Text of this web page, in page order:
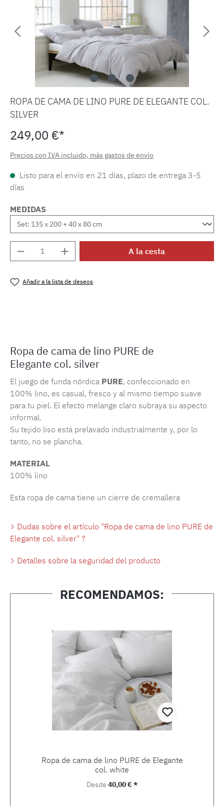
ROPA DE CAMA DE LINO PURE DE ELEGANTE COL.
SILVER
249,00 €*
Precios con IVA incluido, más gastos de envío
Listo para el envío en 21 días, plazo de entrega 3-5
días
MEDIDAS
Cantidad del producto: introduce la
A la cesta
Añadir a la lista de deseos
Ropa de cama de lino PURE de
Elegante col. silver
El juego de funda nórdica PURE, confeccionado en
100% lino, es casual, fresco y al mismo tiempo suave
para tu piel. El efecto melange claro subraya su aspecto
informal.
Su tejido liso está prelavado industrialmente y, por lo
tanto, no se plancha.
MATERIAL
100% lino
Esta ropa de cama tiene un cierre de cremallera
Dudas sobre el artículo "Ropa de cama de lino PURE de
Elegante col. silver" ?
Detalles sobre la seguridad del producto
RECOMENDAMOS:
Ropa de cama de lino PURE de Elegante
col. white
Precio normal:
Desde 40,00 € *